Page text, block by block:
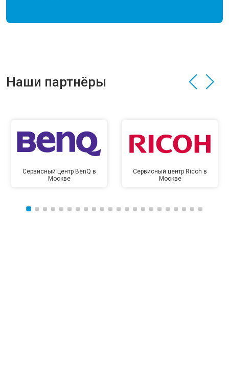
Наши партнёры
Сервисный центр BenQ в
Москве
Сервисный центр Ricoh в
Москве